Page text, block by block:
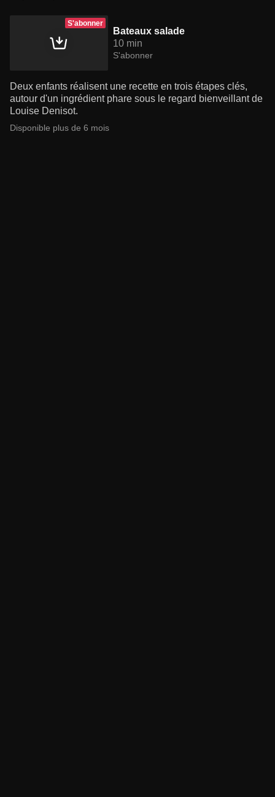
S'abonner
Bateaux salade
10 min
S'abonner
Deux enfants réalisent une recette en trois étapes clés,
autour d'un ingrédient phare sous le regard bienveillant de
Louise Denisot.
Disponible plus de 6 mois